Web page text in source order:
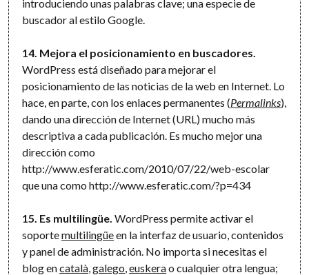
introduciendo unas palabras clave; una especie de
buscador al estilo Google.
14. Mejora el posicionamiento en buscadores.
WordPress está diseñado para mejorar el
posicionamiento de las noticias de la web en Internet. Lo
hace, en parte, con los enlaces permanentes (Permalinks),
dando una dirección de Internet (URL) mucho más
descriptiva a cada publicación. Es mucho mejor una
dirección como
http://www.esferatic.com/2010/07/22/web-escolar
que una como http://www.esferatic.com/?p=434
15. Es multilingüe. WordPress permite activar el
soportemultilingüeen la interfaz de usuario, contenidos
y panel de administración. No importa si necesitas el
blog encatalà ,galego ,euskerao cualquier otra lengua;